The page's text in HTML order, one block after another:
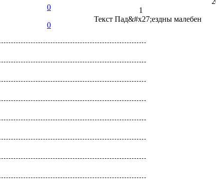
0
0
1
Текст Пад&#x27;ездны малебен